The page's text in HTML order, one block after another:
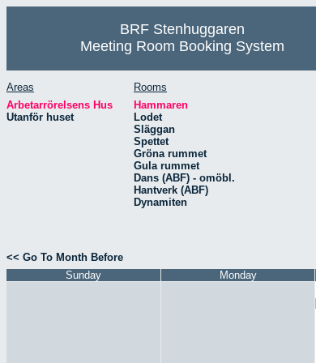
BRF Stenhuggaren
Meeting Room Booking System
Areas
Arbetarrörelsens Hus
Utanför huset
Rooms
Hammaren
Lodet
Släggan
Spettet
Gröna rummet
Gula rummet
Dans (ABF) - omöbl.
Hantverk (ABF)
Dynamiten
<< Go To Month Before
Sunday
Monday